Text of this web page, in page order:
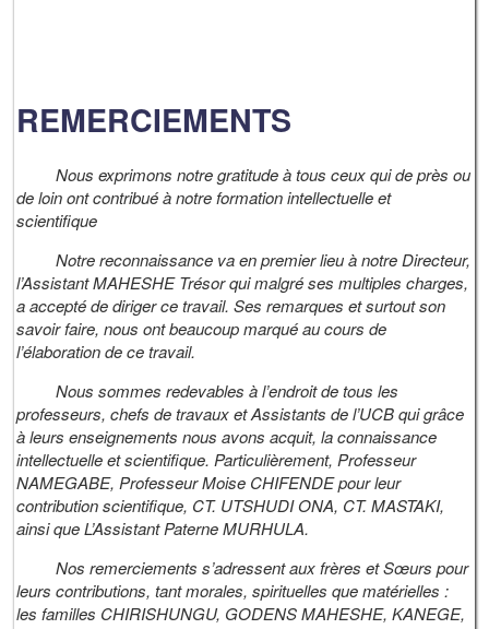
REMERCIEMENTS
Nous exprimons notre gratitude à tous ceux qui de près ou
de loin ont contribué à notre formation intellectuelle et
scientifique
Notre reconnaissance va en premier lieu à notre Directeur,
l’Assistant MAHESHE Trésor qui malgré ses multiples charges,
a accepté de diriger ce travail. Ses remarques et surtout son
savoir faire, nous ont beaucoup marqué au cours de
l’élaboration de ce travail.
Nous sommes redevables à l’endroit de tous les
professeurs, chefs de travaux et Assistants de l’UCB qui grâce
à leurs enseignements nous avons acquit, la connaissance
intellectuelle et scientifique. Particulièrement, Professeur
NAMEGABE, Professeur Moise CHIFENDE pour leur
contribution scientifique, CT. UTSHUDI ONA, CT. MASTAKI,
ainsi que L’Assistant Paterne MURHULA.
Nos remerciements s’adressent aux frères et Sœurs pour
leurs contributions, tant morales, spirituelles que matérielles :
les familles CHIRISHUNGU, GODENS MAHESHE, KANEGE,